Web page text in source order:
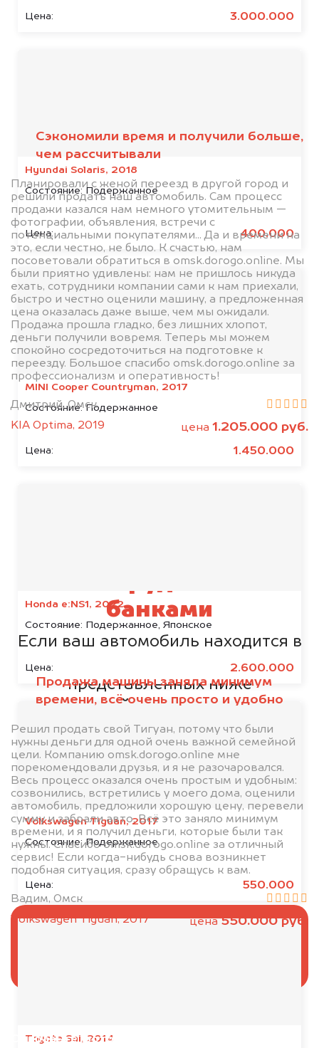
Цена: 3.000.000
Hyundai Solaris, 2018
Состояние: Подержанное
Цена: 400.000
MINI Cooper Countryman, 2017
Состояние:Подержанное
Цена: 1.450.000
Honda e:NS1, 2022
Состояние: Подержанное, Японское
Цена: 2.600.000
Volkswagen Tiguan, 2017
Состояние:Подержанное
Цена: 550.000
Toyota Sai, 2014
Сэкономили время и получили больше,
чем рассчитывали
Планировали с женой переезд в другой город и
решили продать наш автомобиль. Сам процесс
продажи казался нам немного утомительным —
фотографии, объявления, встречи с
потенциальными покупателями... Да и времени на
это, если честно, не было. К счастью, нам
посоветовали обратиться в omsk.dorogo.online. Мы
были приятно удивлены: нам не пришлось никуда
ехать, сотрудники компании сами к нам приехали,
быстро и честно оценили машину, а предложенная
цена оказалась даже выше, чем мы ожидали.
Продажа прошла гладко, без лишних хлопот,
деньги получили вовремя. Теперь мы можем
спокойно сосредоточиться на подготовке к
переезду. Большое спасибо omsk.dorogo.online за
профессионализм и оперативность!
Дмитрий, Омск
KIA Optima, 2019
цена 1.205.000 руб.
Продажа машины заняла минимум
времени, всё очень просто и удобно
Решил продать свой Тигуан, потому что были
нужны деньги для одной очень важной семейной
цели. Компанию omsk.dorogo.online мне
порекомендовали друзья, и я не разочаровался.
Весь процесс оказался очень простым и удобным:
созвонились, встретились у моего дома, оценили
автомобиль, предложили хорошую цену, перевели
сумму и забрали авто. Всё это заняло минимум
времени, и я получил деньги, которые были так
нужны. Спасибо omsk.dorogo.online за отличный
сервис! Если когда-нибудь снова возникнет
подобная ситуация, сразу обращусь к вам.
Вадим, Омск
Volkswagen Tiguan, 2017
цена550.000 руб.
банками
Если ваш автомобиль находится в
кредите или залоге у одной из
представленных ниже
организаций, то мы купим его на
5% дороже!
Выкупаем Сеат в любом
Отправьте фотографии автомобиля — через